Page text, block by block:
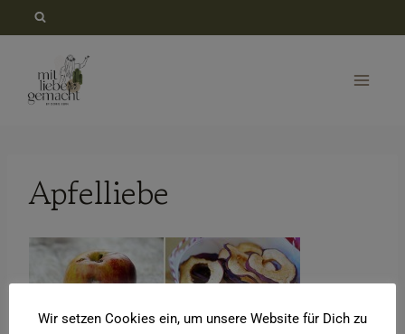
springen
Apfelliebe
Wir setzen Cookies ein, um unsere Website für Dich zu